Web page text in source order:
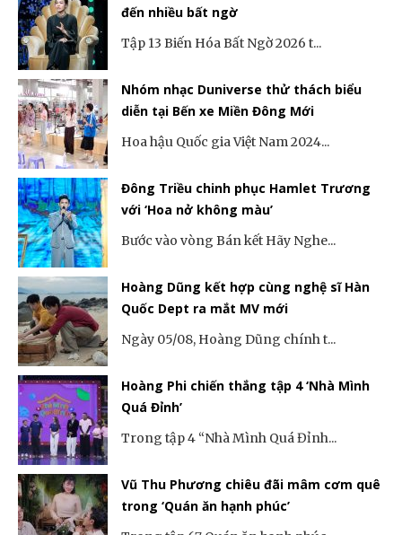
đến nhiều bất ngờ
Tập 13 Biến Hóa Bất Ngờ 2026 t...
Nhóm nhạc Duniverse thử thách biểu
diễn tại Bến xe Miền Đông Mới
Hoa hậu Quốc gia Việt Nam 2024...
Đông Triều chinh phục Hamlet Trương
với ‘Hoa nở không màu’
Bước vào vòng Bán kết Hãy Nghe...
Hoàng Dũng kết hợp cùng nghệ sĩ Hàn
Quốc Dept ra mắt MV mới
Ngày 05/08, Hoàng Dũng chính t...
Hoàng Phi chiến thắng tập 4 ‘Nhà Mình
Quá Đỉnh’
Trong tập 4 “Nhà Mình Quá Đỉnh...
Vũ Thu Phương chiêu đãi mâm cơm quê
trong ‘Quán ăn hạnh phúc’